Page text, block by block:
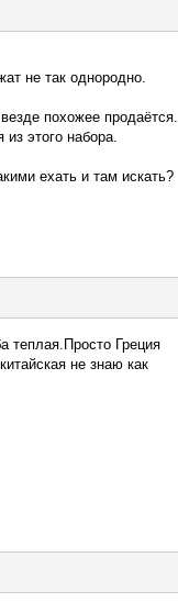
не так однородно.
похожее продаётся.
этого набора.
ехать и там искать?
теплая.Просто Греция
не знаю как